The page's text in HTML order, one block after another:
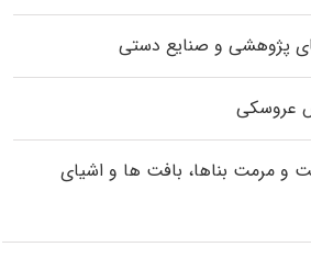
پژوهشی و صنایع دستی
عروسکی
و مرمت بناها، بافت‌ ها و اشیای